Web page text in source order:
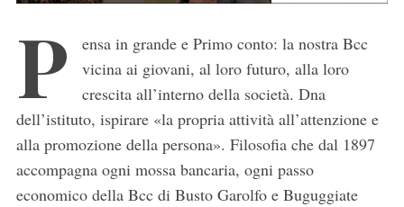
P
ensa in grande e Primo conto: la nostra Bcc
vicina ai giovani, al loro futuro, alla loro
crescita all’interno della società. Dna
dell’istituto, ispirare «la propria attività all’attenzione e
alla promozione della persona». Filosofia che dal 1897
accompagna ogni mossa bancaria, ogni passo
economico della Bcc di Busto Garolfo e Buguggiate